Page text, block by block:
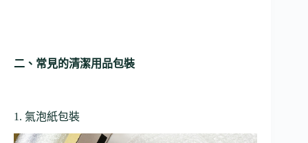
二、常見的清潔用品包裝
1. 氣泡紙包裝